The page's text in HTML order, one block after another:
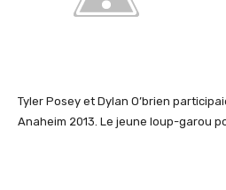
Tyler Posey et Dylan O’brien
Anaheim 2013. Le jeune loup-garou